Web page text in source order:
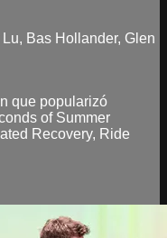
Bas Hollander, Glen
que popularizó
of Summer
Recovery, Ride